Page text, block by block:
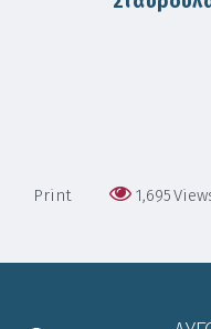
Print 1,695